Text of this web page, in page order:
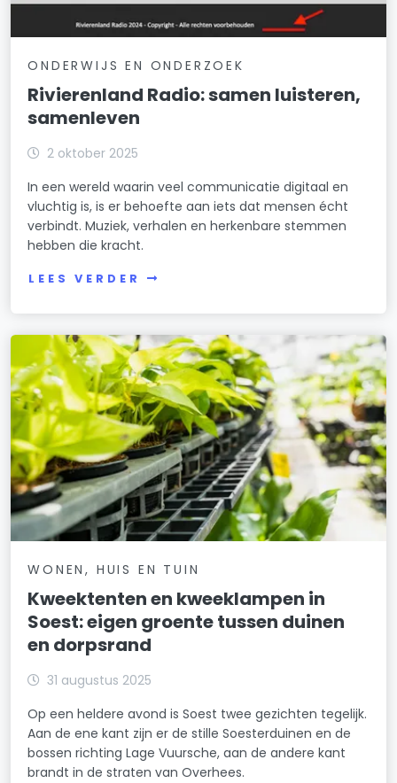
ONDERWIJS EN ONDERZOEK
Rivierenland Radio: samen luisteren,
samenleven
2 oktober 2025
In een wereld waarin veel communicatie digitaal en
vluchtig is, is er behoefte aan iets dat mensen écht
verbindt. Muziek, verhalen en herkenbare stemmen
hebben die kracht.
LEES VERDER
WONEN, HUIS EN TUIN
Kweektenten en kweeklampen in
Soest: eigen groente tussen duinen
en dorpsrand
31 augustus 2025
Op een heldere avond is Soest twee gezichten tegelijk.
Aan de ene kant zijn er de stille Soesterduinen en de
bossen richting Lage Vuursche, aan de andere kant
brandt in de straten van Overhees.